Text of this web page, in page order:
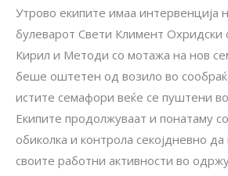
Утрово екипите имаа интервенција
булеварот Свети Климент Охридски
Кирил и Методи со мотажа на нов
беше оштетен од возило во
истите семафори веќе се пуштени
Екипите продолжуваат и понатаму
обиколка и контрола секојдневно
своите работни активности во